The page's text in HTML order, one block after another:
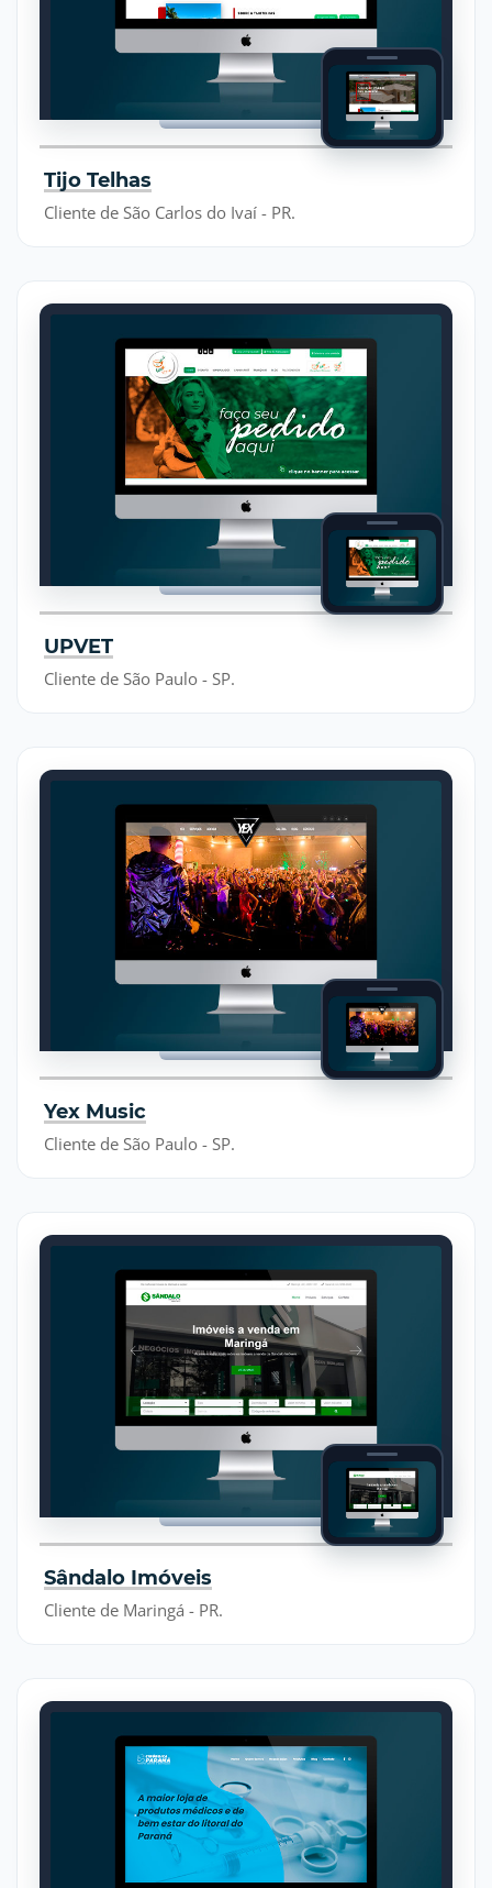
Tijo Telhas
Cliente de São Carlos do Ivaí - PR.
UPVET
Cliente de São Paulo - SP.
Yex Music
Cliente de São Paulo - SP.
Sândalo Imóveis
Cliente de Maringá - PR.